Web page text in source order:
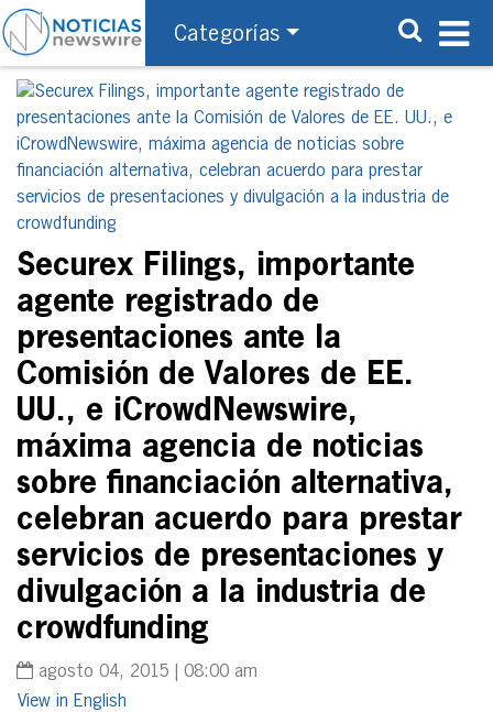
Categorías
Securex Filings, importante
agente registrado de
presentaciones ante la
Comisión de Valores de EE.
UU., e iCrowdNewswire,
máxima agencia de noticias
sobre financiación alternativa,
celebran acuerdo para prestar
servicios de presentaciones y
divulgación a la industria de
crowdfunding
agosto 04, 2015 | 08:00 am
English